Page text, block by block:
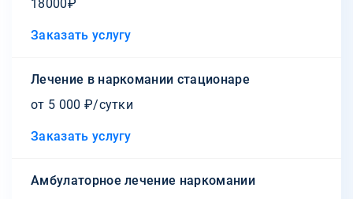
18000₽
Заказать услугу
Лечение в наркомании стационаре
от 5 000 ₽/сутки
Заказать услугу
Амбулаторное лечение наркомании